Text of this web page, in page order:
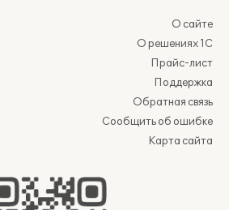
О сайте
О решениях 1С
Прайс-лист
Поддержка
Обратная связь
Сообщить об ошибке
Карта сайта